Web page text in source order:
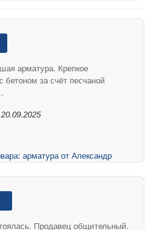
арматура. Крепкое
бетоном за счёт песчаной
Продавец общительный.